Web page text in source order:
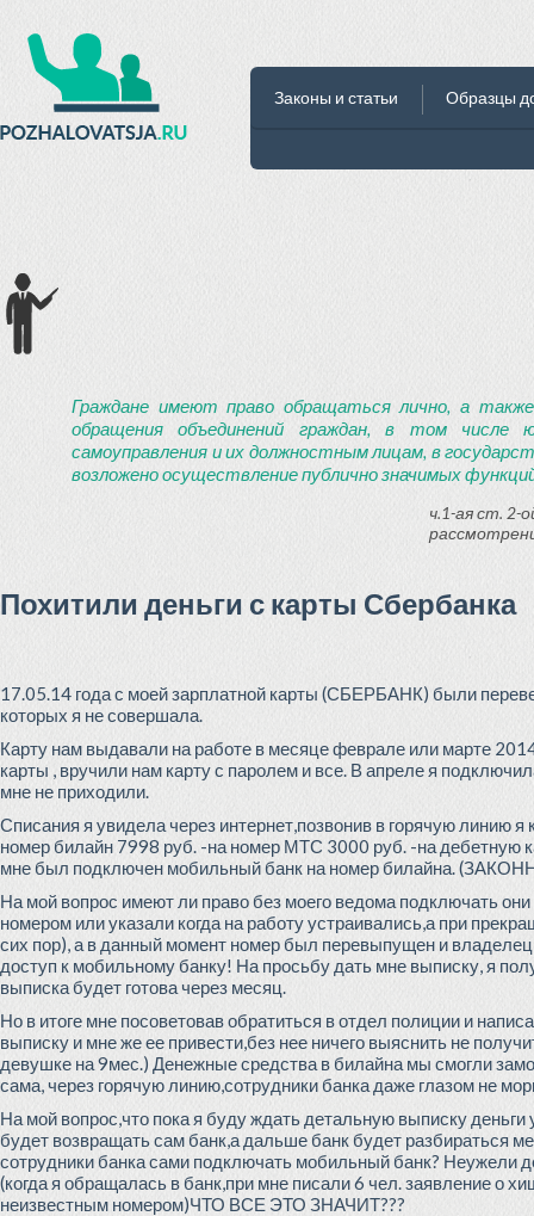
Законы и статьи Образцы
Граждане имеют право обращаться лично, а
обращения объединений граждан, в том числе
самоуправления и их должностным лицам, в
возложено осуществление публично значимых
ч.1-ая ст. 2-
Похитили деньги с карты Сбербанка
17.05.14 года с моей зарплатной карты (СБЕРБАНК) были
которых я не совершала.
Карту нам выдавали на работе в месяце феврале или марте
карты , вручили нам карту с паролем и все. В апреле я
мне не приходили.
Списания я увидела через интернет,позвонив в горячую линию
номер билайн 7998 руб. -на номер МТС 3000 руб. -на дебетную
мне был подключен мобильный банк на номер билайна.
На мой вопрос имеют ли право без моего ведома подключать
номером или указали когда на работу устраивались,а при
сих пор), а в данный момент номер был перевыпущен и
доступ к мобильному банку! На просьбу дать мне выписку, я
выписка будет готова через месяц.
Но в итоге мне посоветовав обратиться в отдел полиции и
выписку и мне же ее привести,без нее ничего выяснить не
девушке на 9мес.) Денежные средства в билайна мы смогли
сама, через горячую линию,сотрудники банка даже глазом не
На мой вопрос,что пока я буду ждать детальную выписку деньги
будет возвращать сам банк,а дальше банк будет разбираться
сотрудники банка сами подключать мобильный банк? Неужели
(когда я обращалась в банк,при мне писали 6 чел. заявление
неизвестным номером)ЧТО ВСЕ ЭТО ЗНАЧИТ???